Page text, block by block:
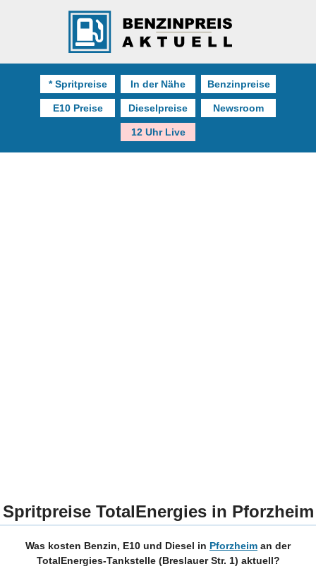
* Spritpreise In der Nähe Benzinpreise
E10 Preise Dieselpreise Newsroom
12 Uhr Live
Spritpreise TotalEnergies in Pforzheim
Was kosten Benzin, E10 und Diesel in Pforzheim an der
TotalEnergies-Tankstelle (Breslauer Str. 1) aktuell?